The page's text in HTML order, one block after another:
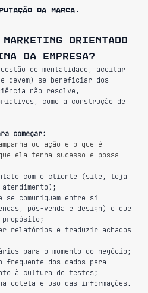
da marca.
marketing orientado
da empresa?
de mentalidade, aceitar
devem) se beneficiar dos
não resolve,
como a construção de
começar:
ou ação e o que é
ela tenha sucesso e possa
com o cliente (site, loja
se comuniquem entre si
pós-venda e design) e que
propósito;
relatórios e traduzir achados
para o momento do negócio;
dos dados para
à cultura de testes;
coleta e uso das informações.